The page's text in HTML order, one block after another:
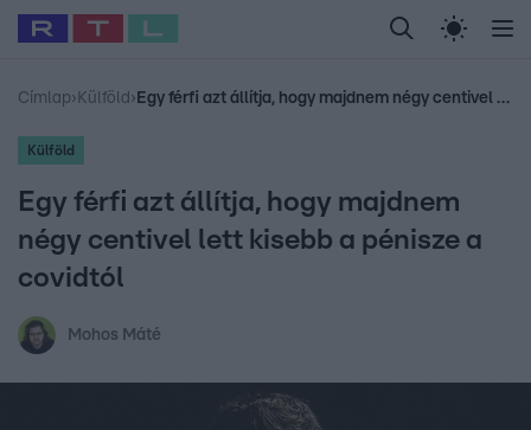
Legfrissebb RTL Híradó Randi Celeb vagyok,
Babits Marcella Most Wanted Gallusz
Címlap› Külföld › Egy férfi azt állítja, hogy majdnem négy centivel lett kisebb a pénisze a covidtól
Külföld
Egy férfi azt állítja, hogy majdnem
négy centivel lett kisebb a pénisze a
covidtól
Mohos Máté